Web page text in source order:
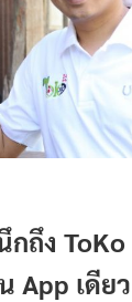
ถึง
App เดียว